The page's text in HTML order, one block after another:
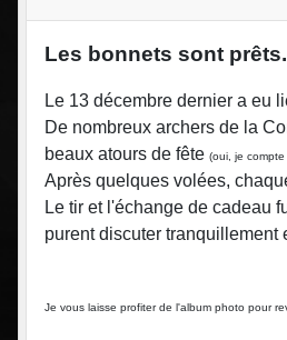
Les bonnets sont
Le 13 décembre dernier a eu
De nombreux archers de la
beaux atours de fête (oui, je
Après quelques volées,
Le tir et l'échange de cadeau
purent discuter tranquillement
Je vous laisse profiter de l'album photo pour